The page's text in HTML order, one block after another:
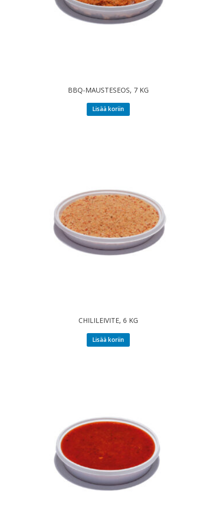
BBQ-MAUSTESEOS, 7 KG
Lisää koriin
CHILILEIVITE, 6 KG
Lisää koriin